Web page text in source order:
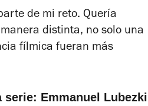
de mi reto. Quería
distinta, no solo una
fílmica fueran más
Emmanuel Lubezki